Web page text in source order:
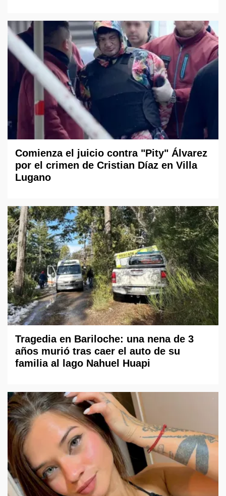
Comienza el juicio contra "Pity" Álvarez
por el crimen de Cristian Díaz en Villa
Lugano
Tragedia en Bariloche: una nena de 3
años murió tras caer el auto de su
familia al lago Nahuel Huapi